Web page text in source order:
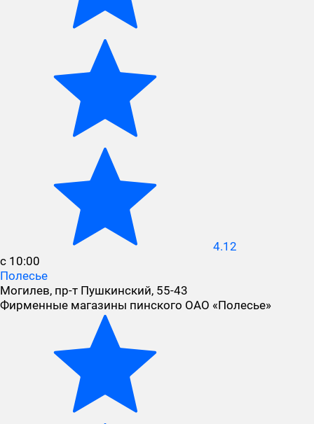
4.12
с 10:00
Полесье
Могилев, пр-т Пушкинский, 55-43
Фирменные магазины пинского ОАО «Полесье»